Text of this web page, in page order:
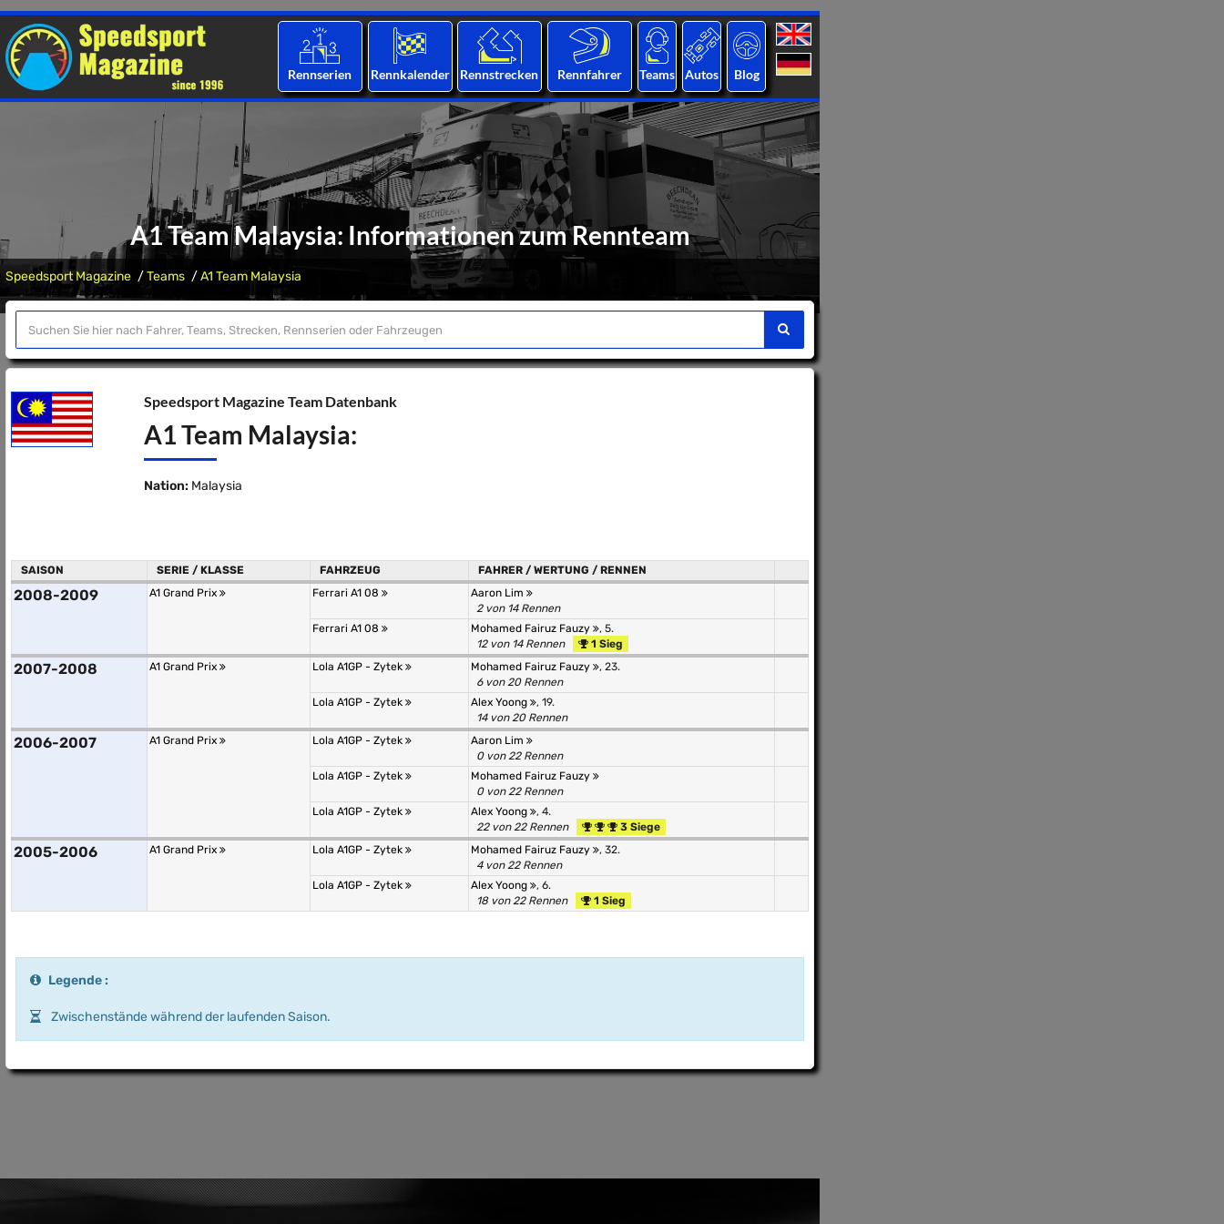
Rennserien Rennkalender Rennstrecken Rennfahrer Teams Autos Blog
A1 Team Malaysia: Informationen zum Rennteam
Speedsport Magazine Teams A1 Team Malaysia
Speedsport Magazine Team Datenbank
A1 Team Malaysia:
Nation: Malaysia
SAISON SERIE / KLASSE FAHRZEUG FAHRER / WERTUNG / RENNEN
2008-2009 A1 Grand Prix Ferrari A1 08
Aaron Lim
2 von 14 Rennen
Ferrari A1 08
Mohamed Fairuz Fauzy
, 5.
12 von 14 Rennen
1 Sieg
2007-2008 A1 Grand Prix Lola A1GP - Zytek Mohamed Fairuz Fauzy
, 23.
6 von 20 Rennen
Lola A1GP - Zytek
Alex Yoong
, 19.
14 von 20 Rennen
2006-2007 A1 Grand Prix Lola A1GP - Zytek
Aaron Lim
0 von 22 Rennen
Lola A1GP - Zytek
Mohamed Fairuz Fauzy
0 von 22 Rennen
Lola A1GP - Zytek
Alex Yoong
, 4.
22 von 22 Rennen
3 Siege
2005-2006 A1 Grand Prix Lola A1GP - Zytek Mohamed Fairuz Fauzy
, 32.
4 von 22 Rennen
Lola A1GP - Zytek
Alex Yoong
, 6.
18 von 22 Rennen
1 Sieg
Legende :
Zwischenstände während der laufenden Saison.